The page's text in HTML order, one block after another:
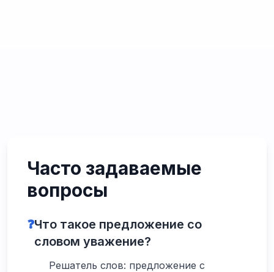
Часто задаваемые
вопросы
❓Что такое предложение со
словом уважение?
Решатель слов: предложение с